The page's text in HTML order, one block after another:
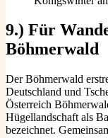
9.) Für
Böhmerwald
Der Böhmerwald
Deutschland und
Österreich
Hügellandschaft als
bezeichnet.